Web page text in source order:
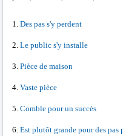
Des pas s'y perdent
Le public s'y installe
Pièce de maison
Vaste pièce
Comble pour un succès
Est plutôt grande pour des pas